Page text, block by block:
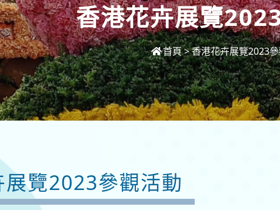
香港花卉展覽
首頁>香港花卉展覽2023
覽2023參觀活動